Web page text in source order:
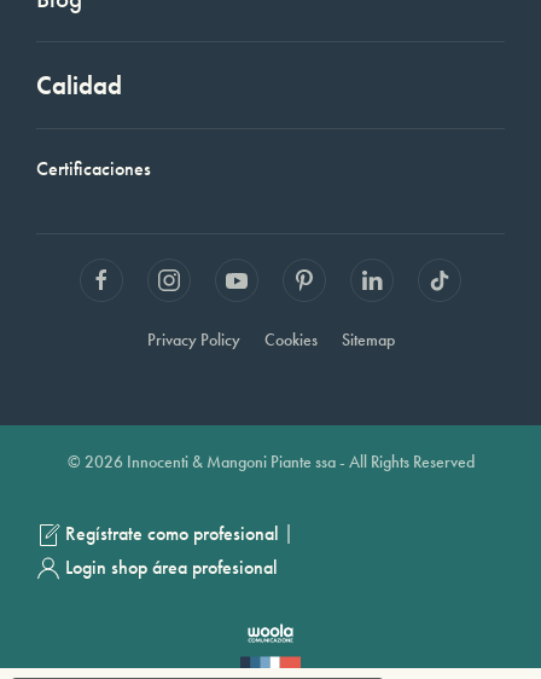
Calidad
Certificaciones
Privacy Policy Cookies Sitemap
© 2026 Innocenti & Mangoni Piante ssa - All Rights Reserved
Regístrate como profesional |
Login shop área profesional